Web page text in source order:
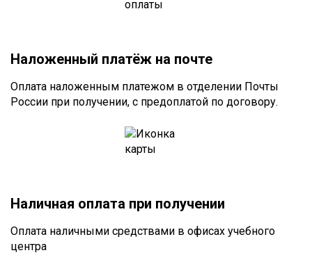
Наложенный платёж на почте
Оплата наложенным платежом в отделении Почты
России при получении, с предоплатой по договору.
Наличная оплата при получении
Оплата наличными средствами в офисах учебного
центра